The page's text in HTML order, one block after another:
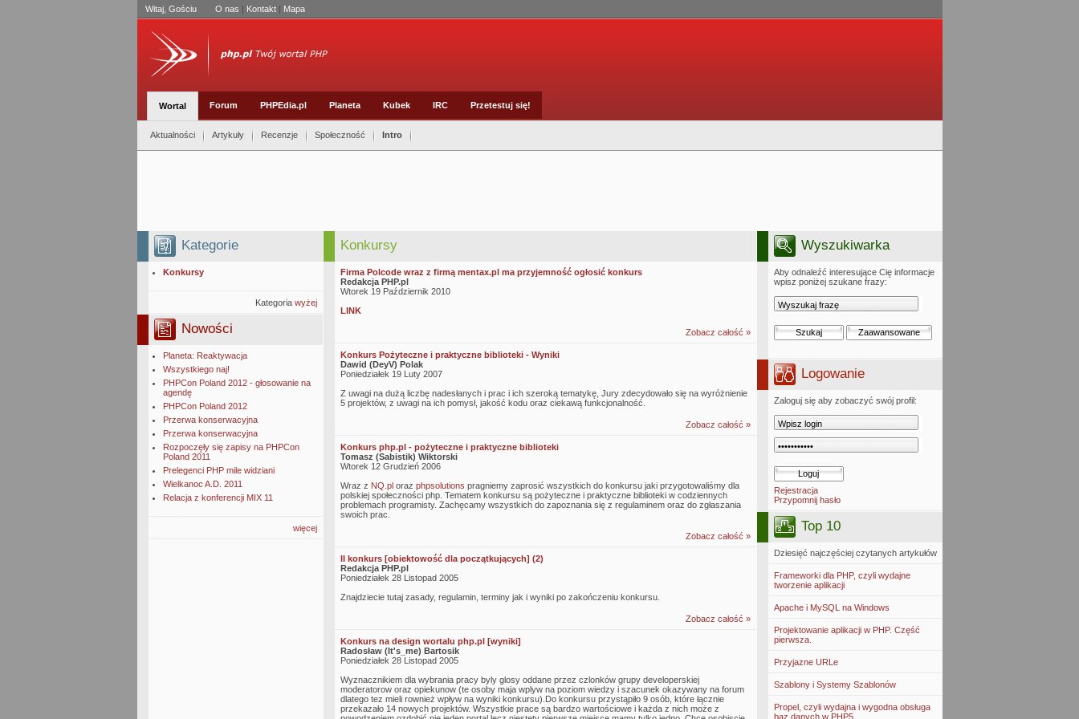
Witaj, Gościu O nas | Kontakt| Mapa
Wortal Forum PHPEdia.pl Planeta Kubek IRC Przetestuj się!
Aktualności Artykuły Recenzje Społeczność Intro
Wyszukiwarka
Aby odnaleźć interesujące Cię informacje
wpisz poniżej szukane frazy:
Logowanie
Zaloguj się aby zobaczyć swój profil:
Rejestracja
Przypomnij hasło
Top 10
Dziesięć najczęściej czytanych artykułów
Frameworki dla PHP, czyli wydajne
tworzenie aplikacji
Apache i MySQL na Windows
Projektowanie aplikacji w PHP. Część
pierwsza.
Przyjazne URLe
Szablony i Systemy Szablonów
Propel, czyli wydajna i wygodna obsługa
baz danych w PHP5
Kategorie
Konkursy
Kategoria wyżej
Nowości
Planeta: Reaktywacja
Wszystkiego naj!
PHPCon Poland 2012 - głosowanie na
agendę
PHPCon Poland 2012
Przerwa konserwacyjna
Przerwa konserwacyjna
Rozpoczęły się zapisy na PHPCon
Poland 2011
Prelegenci PHP mile widziani
Wielkanoc A.D. 2011
Relacja z konferencji MIX 11
więcej
Konkursy
Firma Polcode wraz z firmą mentax.pl ma przyjemność ogłosić konkurs
Redakcja PHP.pl
Wtorek 19 Październik 2010
LINK
Zobacz całość »
Konkurs Pożyteczne i praktyczne biblioteki - Wyniki
Dawid (DeyV) Polak
Poniedziałek 19 Luty 2007
Z uwagi na dużą liczbę nadesłanych i prac i ich szeroką tematykę, Jury zdecydowało się na wyróżnienie
5 projektów, z uwagi na ich pomysł, jakość kodu oraz ciekawą funkcjonalność.
Zobacz całość »
Konkurs php.pl - pożyteczne i praktyczne biblioteki
Tomasz (Sabistik) Wiktorski
Wtorek 12 Grudzień 2006
Wraz z NQ.ploraz phpsolutions pragniemy zaprosić wszystkich do konkursu jaki przygotowaliśmy dla
polskiej społeczności php. Tematem konkursu są pożyteczne i praktyczne biblioteki w codziennych
problemach programisty. Zachęcamy wszystkich do zapoznania się z regulaminem oraz do zgłaszania
swoich prac.
Zobacz całość »
II konkurs [obiektowość dla początkujących] (2)
Redakcja PHP.pl
Poniedziałek 28 Listopad 2005
Znajdziecie tutaj zasady, regulamin, terminy jak i wyniki po zakończeniu konkursu.
Zobacz całość »
Konkurs na design wortalu php.pl [wyniki]
Radosław (It's_me) Bartosik
Poniedziałek 28 Listopad 2005
Wyznacznikiem dla wybrania pracy byly glosy oddane przez czlonków grupy developerskiej
moderatorow oraz opiekunow (te osoby maja wplyw na poziom wiedzy i szacunek okazywany na forum
dlatego tez mieli rownież wpływ na wyniki konkursu).Do konkursu przystąpiło 9 osób, które łącznie
przekazało 14 nowych projektów. Wszystkie prace są bardzo wartościowe i każda z nich może z